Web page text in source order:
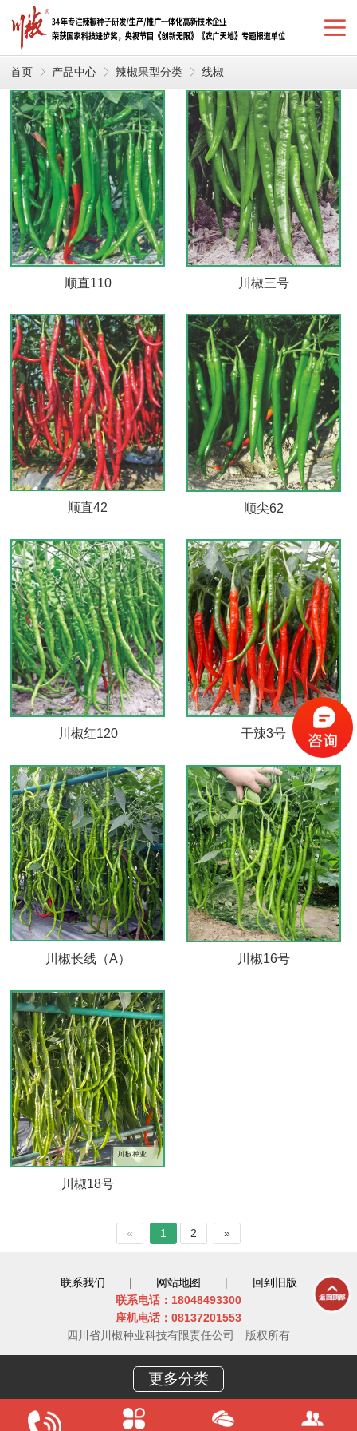
首页 产品中心 辣椒果型分类 线椒
顺直110 川椒三号
顺直42 顺尖62
川椒红120 干辣3号
川椒长线（A） 川椒16号
川椒18号
« 1 2 »
联系我们 网站地图
回到旧版
联系电话：18048493300
座机电话：08137201553
四川省川椒种业科技有限责任公司
版权所有
更多分类